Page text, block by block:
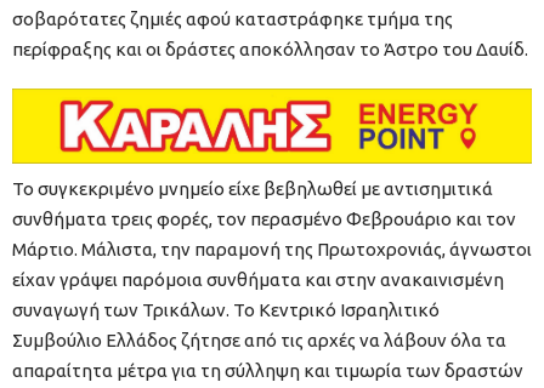
σοβαρότατες ζημιές αφού καταστράφηκε τμήμα της
περίφραξης και οι δράστες αποκόλλησαν το Άστρο του Δαυίδ.
Το συγκεκριμένο μνημείο είχε βεβηλωθεί με αντισημιτικά
συνθήματα τρεις φορές, τον περασμένο Φεβρουάριο και τον
Μάρτιο. Μάλιστα, την παραμονή της Πρωτοχρονιάς, άγνωστοι
είχαν γράψει παρόμοια συνθήματα και στην ανακαινισμένη
συναγωγή των Τρικάλων. Το Κεντρικό Ισραηλιτικό
Συμβούλιο Ελλάδος ζήτησε από τις αρχές να λάβουν όλα τα
απαραίτητα μέτρα για τη σύλληψη και τιμωρία των δραστών